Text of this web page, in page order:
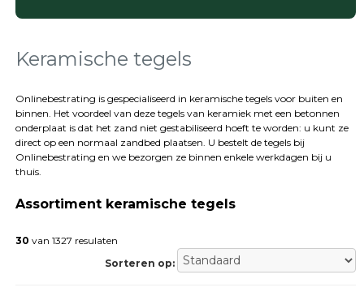
Betontegels
tegels
Natuursteen
Terrastegels
Tuintegels
Stoeptegels
Buitentegels
Balkontegels
Sierbestrating
Gebakken
Keramische tegels
Onlinebestrating is gespecialiseerd in keramische tegels voor buiten en
binnen. Het voordeel van deze tegels van keramiek met een betonnen
onderplaat is dat het zand niet gestabiliseerd hoeft te worden: u kunt ze
direct op een normaal zandbed plaatsen. U bestelt de tegels bij
Onlinebestrating en we bezorgen ze binnen enkele werkdagen bij u
thuis.
Assortiment keramische tegels
30 van 1327 resulaten
Sorteren op: